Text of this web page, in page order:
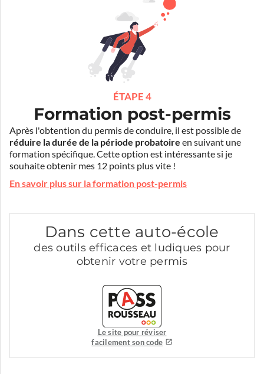
ÉTAPE 4
Formation post-permis
Après l'obtention du permis de conduire, il est possible de
réduire la durée de la période probatoire en suivant une
formation spécifique. Cette option est intéressante si je
souhaite obtenir mes 12 points plus vite !
En savoir plus sur la formation post-permis
Dans cette auto-école
des outils efficaces et ludiques pour
obtenir votre permis
Le site pour réviser
facilement son code